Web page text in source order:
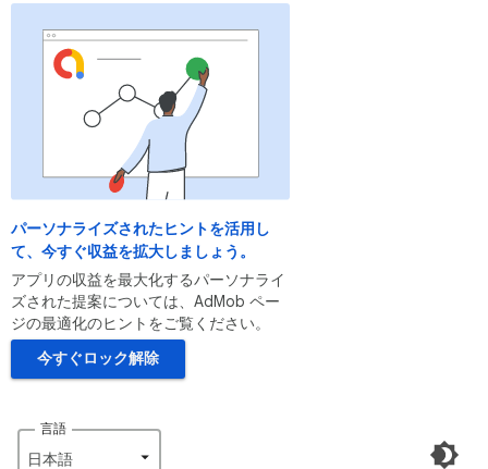
パーソナライズされたヒントを活用し
て、今すぐ収益を拡大しましょう。
アプリの収益を最大化するパーソナライ
ズされた提案については、AdMob ペー
ジの最適化のヒントをご覧ください。
今すぐロック解除
言語
日本語‎